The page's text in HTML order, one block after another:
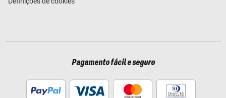
Pagamento fácil e seguro